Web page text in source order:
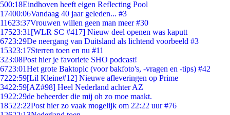
500:18Eindhoven heeft eigen Reflecting Pool
17400:06Vandaag 40 jaar geleden... #3
11623:37Vrouwen willen geen man meer #30
17523:31 [WLR SC #417] Nieuw deel openen was kaputt
6723:29De neergang van Duitsland als lichtend voorbeeld #3
15323:17Sterren toen en nu #11
323:08Post hier je favoriete SHO podcast!
6723:01Het grote Baktopic (voor bakfoto's, -vragen en -tips) #42
7222:59[Lil Kleine#12] Nieuwe afleveringen op Prime
3422:59[AZ#98] Heel Nederland achter AZ
1922:29de beheerder die mij oh zo moe maakt.
18522:22Post hier zo vaak mogelijk om 22:22 uur #76